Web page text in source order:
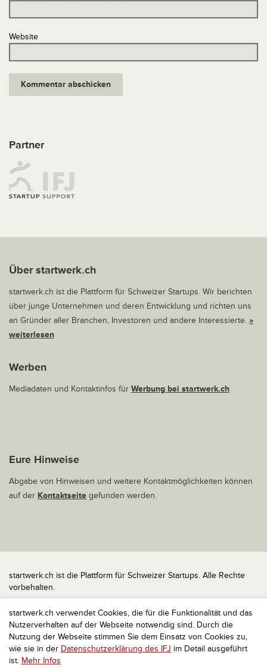
startwerk.ch verwendet Cookies, die für die Funktionalität und das
Nutzerverhalten auf der Webseite notwendig sind. Durch die
Nutzung der Webseite stimmen Sie dem Einsatz von Cookies zu,
wie sie in der Datenschutzerklärung des IFJ im Detail ausgeführt
ist. Mehr Infos
Website
Partner
Über startwerk.ch
startwerk.ch ist die Plattform für Schweizer Startups. Wir berichten
über junge Unternehmen und deren Entwicklung und richten uns
an Gründer aller Branchen, Investoren und andere Interessierte. »
weiterlesen
Werben
Mediadaten und Kontaktinfos für Werbung bei startwerk.ch
Eure Hinweise
Abgabe von Hinweisen und weitere Kontaktmöglichkeiten können
auf der Kontaktseite gefunden werden.
startwerk.ch ist die Plattform für Schweizer Startups. Alle Rechte
vorbehalten.
Impressum
Kontakt
nach oben